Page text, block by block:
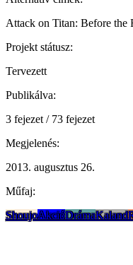
Attack on Titan: Before the
Projekt státusz:
Tervezett
Publikálva:
3 fejezet / 73 fejezet
Megjelenés:
2013. augusztus 26.
Műfaj:
ShoujoAkcióDrámaKaland